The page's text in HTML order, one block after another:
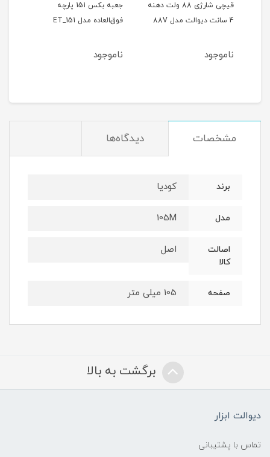
قیچی شارژی 88 ولت دهنه
4 سانت دیوالت مدل 88V
ناموجود
جعبه بکس 151 پارچه
فوق‌العاده مدل ET_151
ناموجود
مشخصات دیدگاه‌ها
برند کودیا
مدل 105M
اصالت
کالا
اصل
صفحه 105 میلی متر
برگشت به بالا
دیوالت ابزار
تماس با پشتیبانی